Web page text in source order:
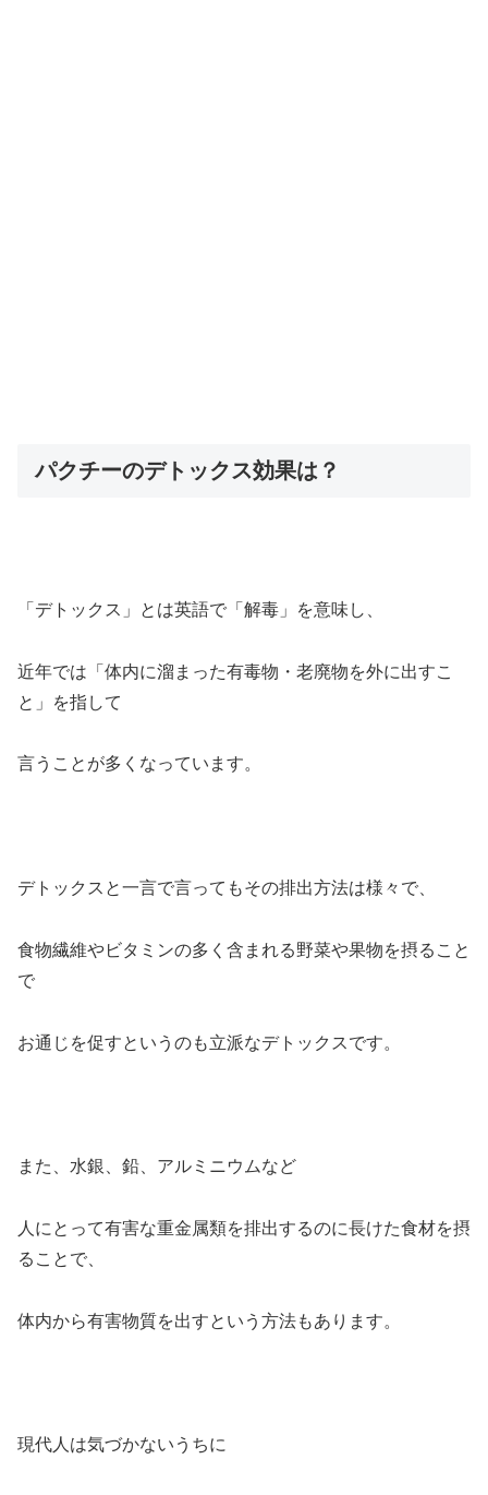
パクチーのデトックス効果は？
「デトックス」とは英語で「解毒」を意味し、
近年では 「体内に溜まった有毒物・老廃物を外に出すこ
と」
を指して
言うことが多くなっています。
デトックスと一言で言ってもその排出方法は様々で、
食物繊維やビタミンの多く含まれる野菜や果物を摂ること
で
お通じを促すというのも立派なデトックスです。
また、水銀、鉛、アルミニウムなど
人にとって有害な重金属類を排出するのに長けた食材を摂
ることで、
体内から有害物質を出すという方法もあります。
現代人は気づかないうちに